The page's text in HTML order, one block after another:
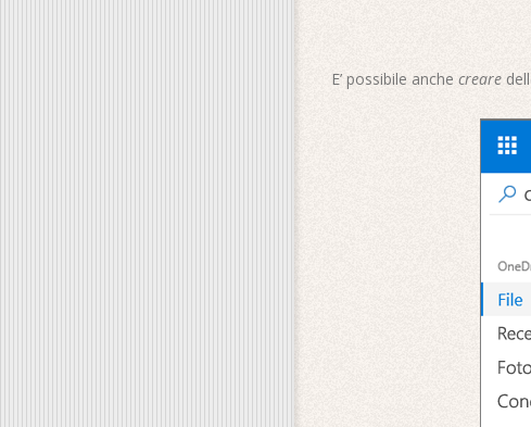
E’ possibile anche creare